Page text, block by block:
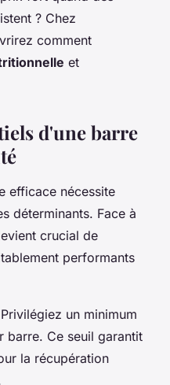
? Chez
comment
et
d'une barre
efficace nécessite
déterminants. Face à
crucial de
performants
un minimum
barre. Ce seuil garantit
la récupération